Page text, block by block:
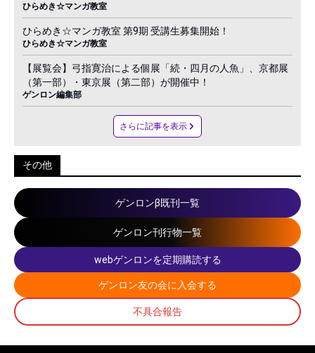
ひらめき☆マンガ教室
ひらめき☆マンガ教室 第9期 受講生募集開始！
ひらめき☆マンガ教室
【展覧会】弓指寛治による個展「続・四月の人魚」、京都展
（第一部）・東京展（第二部）が開催中！
ゲンロン編集部
さらに記事を表示
その他
ゲンロンβ既刊一覧
ゲンロン刊行物一覧
webゲンロンを定期購読する
ゲンロン友の会に入会する
不具合報告